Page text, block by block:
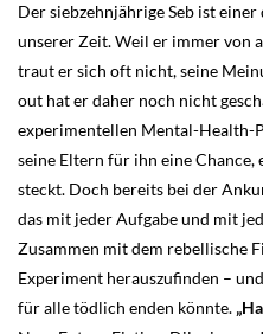
Der siebzehnjährige Seb ist
unserer Zeit. Weil er immer von
traut er sich oft nicht, seine
out hat er daher noch nicht
experimentellen Mental-Health-
seine Eltern für ihn eine Chance,
steckt. Doch bereits bei der
das mit jeder Aufgabe und mit
Zusammen mit dem rebellische
Experiment herauszufinden –
für alle tödlich enden könnte.